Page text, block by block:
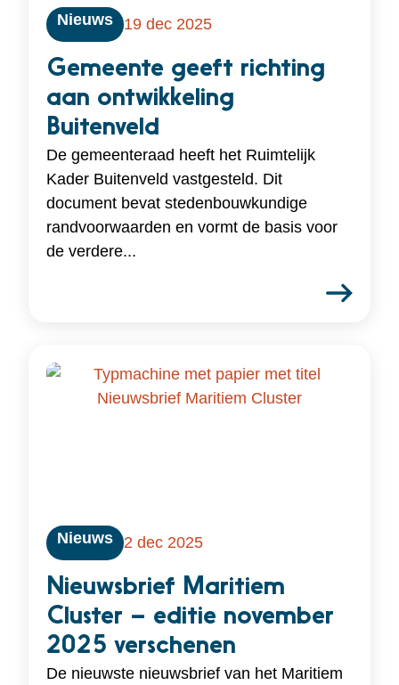
Nieuws 19 dec 2025
Gemeente geeft richting
aan ontwikkeling
Buitenveld
De gemeenteraad heeft het Ruimtelijk
Kader Buitenveld vastgesteld. Dit
document bevat stedenbouwkundige
randvoorwaarden en vormt de basis voor
de verdere...
Nieuws 2 dec 2025
Nieuwsbrief Maritiem
Cluster – editie november
2025 verschenen
De nieuwste nieuwsbrief van het Maritiem